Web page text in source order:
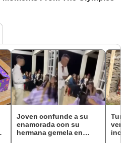
Joven confunde a su
enamorada con su
hermana gemela en
ver
inca